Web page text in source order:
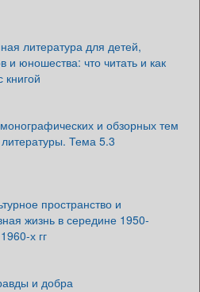
литература для детей,
и юношества: что читать и как
книгой
и обзорных тем
Тема 5.3
пространство и
жизнь в середине 1950-
х гг
и добра